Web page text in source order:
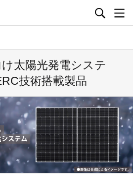
太陽光発電システ
技術搭載製品